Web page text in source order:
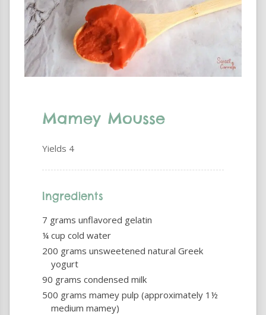
Mamey Mousse
Yields 4
Ingredients
7 grams unflavored gelatin
¼ cup cold water
200 grams unsweetened natural Greek
yogurt
90 grams condensed milk
500 grams mamey pulp (approximately 1½
medium mamey)